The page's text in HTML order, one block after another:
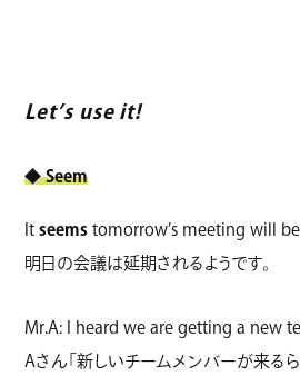
Let’s use it!
◆Seem
Itseems tomorrow’s meeting will
明日の会議は延期されるようです。
Mr.A: I heard we are getting a new
Aさん「新しいチームメンバーが来るら